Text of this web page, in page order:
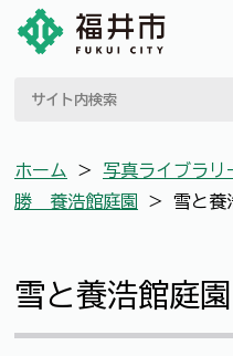
ホーム ＞ 写真ライブラリ
勝 養浩館庭園
＞ 雪と養
雪と養浩館庭